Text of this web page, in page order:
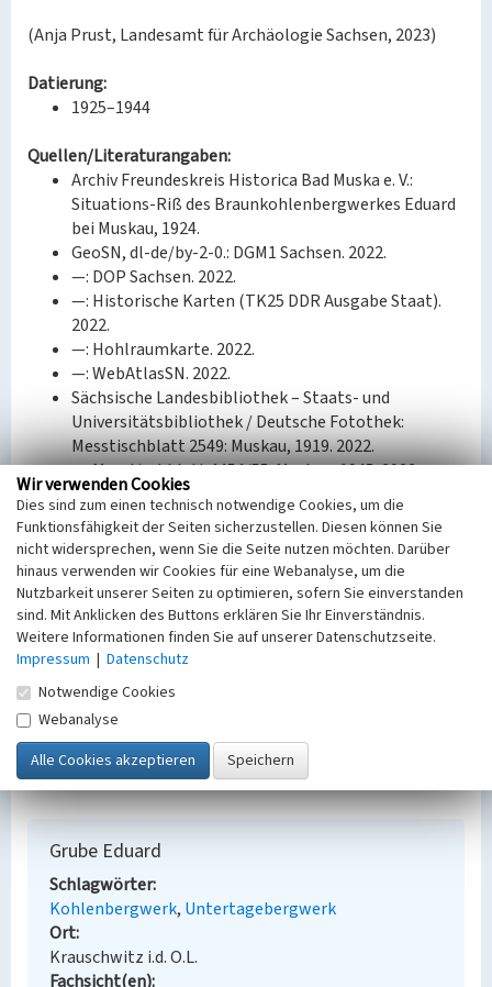
(Anja Prust, Landesamt für Archäologie Sachsen, 2023)
Datierung:
1925–1944
Quellen/Literaturangaben:
Archiv Freundeskreis Historica Bad Muska e. V.:
Situations-Riß des Braunkohlenbergwerkes Eduard
bei Muskau, 1924.
GeoSN, dl-de/by-2-0.: DGM1 Sachsen. 2022.
—: DOP Sachsen. 2022.
—: Historische Karten (TK25 DDR Ausgabe Staat).
2022.
—: Hohlraumkarte. 2022.
—: WebAtlasSN. 2022.
Sächsische Landesbibliothek – Staats- und
Universitätsbibliothek / Deutsche Fotothek:
Messtischblatt 2549: Muskau, 1919. 2022.
—: Messtischblatt 4454/55: Muskau, 1945. 2022.
US Geological Survey: Declassified Satellite Imagery
3 (1978). 2013.
F. Tischer, Der Braunkohlenbergbau um Weißwasser
und Muskau unter besonderer Beachtung des
Eisenbahnwesens (Weißwasser 2017) 208–211.
W. Schossig, Der Braunkohlenbergbau auf dem
Muskauer Faltenbogen. Beiträge zur Geschichte des
Bergbaus in der Niederlausitz 6 (Cottbus 2006) 125.
Bauherr / Auftraggeber:
--
BKM-Nummer:31100066
Grube Eduard
Schlagwörter
Kohlenbergwerk Untertagebergwerk
Ort
Krauschwitz i.d. O.L.
Fachsicht(en)
Wir verwenden Cookies
Dies sind zum einen technisch notwendige Cookies, um die
Funktionsfähigkeit der Seiten sicherzustellen. Diesen können Sie
nicht widersprechen, wenn Sie die Seite nutzen möchten. Darüber
hinaus verwenden wir Cookies für eine Webanalyse, um die
Nutzbarkeit unserer Seiten zu optimieren, sofern Sie einverstanden
sind. Mit Anklicken des Buttons erklären Sie Ihr Einverständnis.
Weitere Informationen finden Sie auf unserer Datenschutzseite.
Impressum | Datenschutz
Notwendige Cookies
Webanalyse